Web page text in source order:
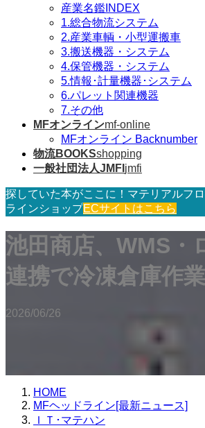
産業名鑑INDEX
1.総合物流システム
2.産業車輌・小型運搬車
3.搬送機器・システム
4.保管機器・システム
5.情報･計量機器･システム
6.パレット関連機器
7.その他
MFオンラインmf-online
MFオンライン Backnumber
物流BOOKSshopping
一般社団法人JMFI jmfi
探していた本がここに！マテリアルフ
ラインショップECサイトはこちら
池田商店、WMS・
連携で冷凍倉庫作
2026/06/26
HOME
MFヘッドライン[最新ニュース]
ＩＴ･マテハン